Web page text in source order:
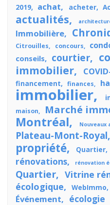
2019 achat acheter
actualités
Immobilière
Citrouilles concours
conseils courtier
immobilier
financement finances
immobilier
maison Marché
Montréal Nouveaux
Plateau-Mont-Royal
propriété Quartier
rénovations rénovation
Quartier
Vitrine
écologique
WebImmo
Événement écologie